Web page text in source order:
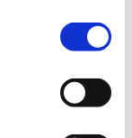
en enkele
uit 3